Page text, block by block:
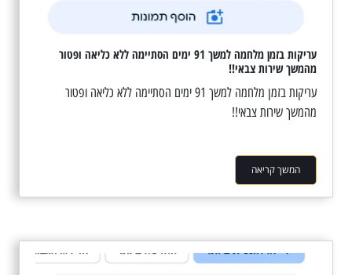
עריקות בזמן מלחמה למשך 91 ימים הסתיימה ללא כליאה ופטור
מהמשך שירות צבאי!!
עריקות בזמן מלחמה למשך 91 ימים הסתיימה ללא כליאה ופטור
מהמשך שירות צבאי!!
המשך קריאה